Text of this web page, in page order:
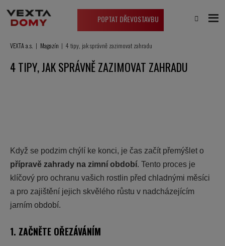
POPTAT DŘEVOSTAVBU
VEXTA a.s. Magazín 4 tipy, jak správně zazimovat zahradu
4 TIPY, JAK SPRÁVNĚ ZAZIMOVAT ZAHRADU
Když se podzim chýlí ke konci, je čas začít přemýšlet o
přípravě zahrady na zimní období. Tento proces je
klíčový pro ochranu vašich rostlin před chladnými měsíci
a pro zajištění jejich skvělého růstu v nadcházejícím
jarním období.
1. ZAČNĚTE OŘEZÁVÁNÍM